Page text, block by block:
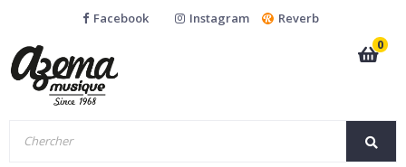
Facebook Instagram
Reverb
0